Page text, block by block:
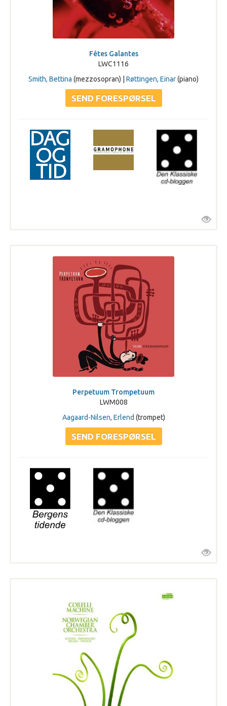
Fêtes Galantes
LWC1116
Smith, Bettina (mezzosopran) | Røttingen, Einar(piano)
Perpetuum Trompetuum
LWM008
Aagaard-Nilsen, Erlend (trompet)